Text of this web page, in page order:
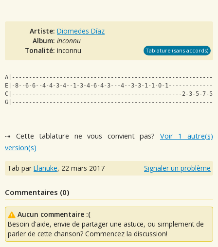
Artiste: Diomedes Díaz
Album: inconnu
Tonalité: inconnu Tablature (sans accords)
E|-8--6-6--4-4-3-4--1-3-4-6-4-3---4--3-3-1-1-0-
C|--------------------------------------------------2-3-5-7-5-
⇢ Cette tablature ne vous convient pas? Voir 1 autre(s)
version(s)
Tab par Llanuke, 22 mars 2017 Signaler un problème
Commentaires (0)
Aucun commentaire :(
Besoin d'aide, envie de partager une astuce, ou simplement de
parler de cette chanson? Commencez la discussion!